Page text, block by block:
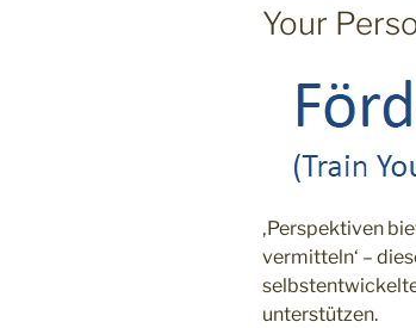
Your
‚Perspektiven
vermitteln‘ –
unterstützen.